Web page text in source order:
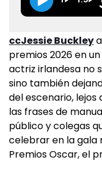
ccJessie Buckley
premios 2026 en
actriz irlandesa no
sino también
del escenario, lejos
las frases de
público y colegas
celebrar en la gala
Premios Oscar, el